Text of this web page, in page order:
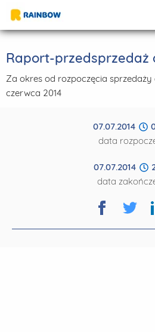
Raport-przedsprzedaż
Za okres od rozpoczęcia
czerwca 2014
07.07.2014
data
07.07.2014
data